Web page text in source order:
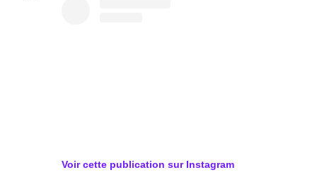
Voir cette publication sur Instagram